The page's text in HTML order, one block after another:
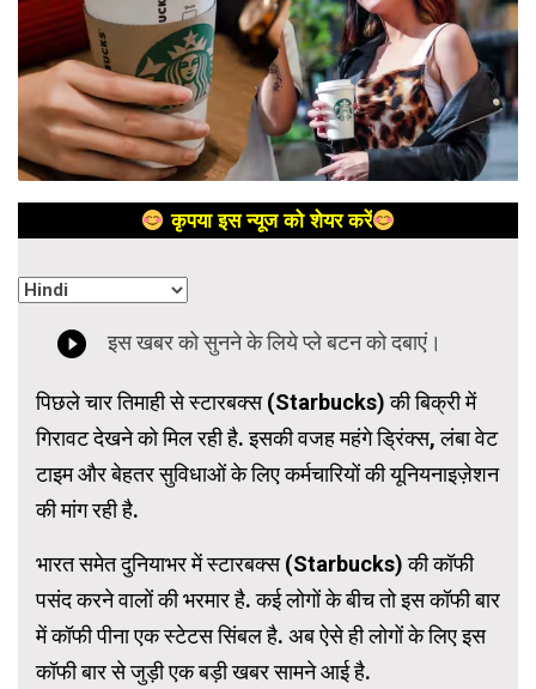
कृपया इस न्यूज को शेयर करें
पिछले चार तिमाही से स्टारबक्स (Starbucks) की बिक्री में
गिरावट देखने को मिल रही है. इसकी वजह महंगे ड्रिंक्स, लंबा वेट
टाइम और बेहतर सुविधाओं के लिए कर्मचारियों की यूनियनाइज़ेशन
की मांग रही है.
भारत समेत दुनियाभर में स्टारबक्स (Starbucks) की कॉफी
पसंद करने वालों की भरमार है. कई लोगों के बीच तो इस कॉफी बार
में कॉफी पीना एक स्टेटस सिंबल है. अब ऐसे ही लोगों के लिए इस
कॉफी बार से जुड़ी एक बड़ी खबर सामने आई है.